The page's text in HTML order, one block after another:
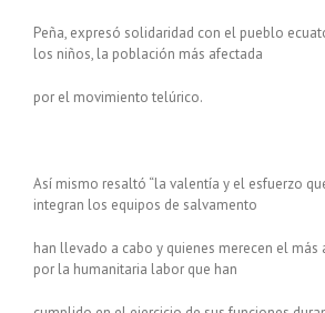
Peña, expresó solidaridad con el pueblo
los niños, la población más afectada
por el movimiento telúrico.
Así mismo resaltó “la valentía y el esfuerzo
integran los equipos de salvamento
han llevado a cabo y quienes merecen el
por la humanitaria labor que han